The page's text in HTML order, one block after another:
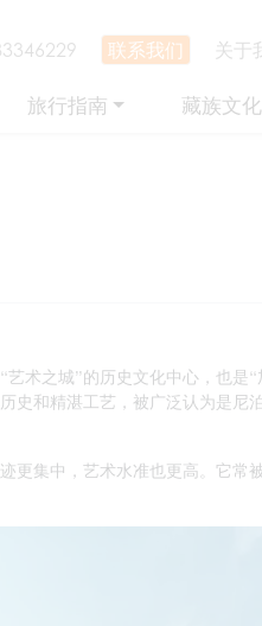
联系我们 关于
旅行指南 藏族文化
术之城”的历史文化中心，也是
史和精湛工艺，被广泛认为是尼
更集中，艺术水准也更高。它常